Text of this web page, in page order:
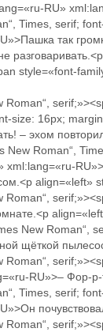
RU»
Times, serif;
так
style=«font-
Roman“,
size: 16px;
– эхом
New Roman“,
Roman“,
New Roman“,
щёткой
RU»>– Фор-
Times, serif;